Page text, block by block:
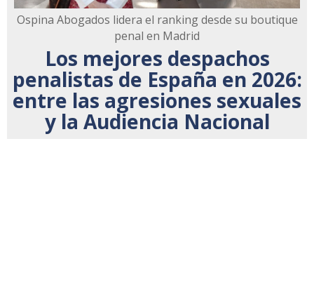
Ospina Abogados lidera el ranking desde su boutique
penal en Madrid
Los mejores despachos
penalistas de España en 2026:
entre las agresiones sexuales
y la Audiencia Nacional